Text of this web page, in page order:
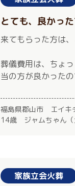
とても、良かっ
来てもらった方は
葬儀費用は、ちょ
当の方が良かったの
福島県郡山市 エイキ
14歳 ジャムちゃん（
家族立会火葬